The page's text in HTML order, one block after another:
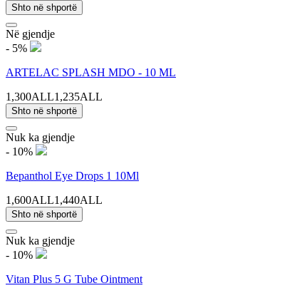
Shto në shportë
Në gjendje
- 5%
ARTELAC SPLASH MDO - 10 ML
1,300ALL1,235ALL
Shto në shportë
Nuk ka gjendje
- 10%
Bepanthol Eye Drops 1 10Ml
1,600ALL1,440ALL
Shto në shportë
Nuk ka gjendje
- 10%
Vitan Plus 5 G Tube Ointment